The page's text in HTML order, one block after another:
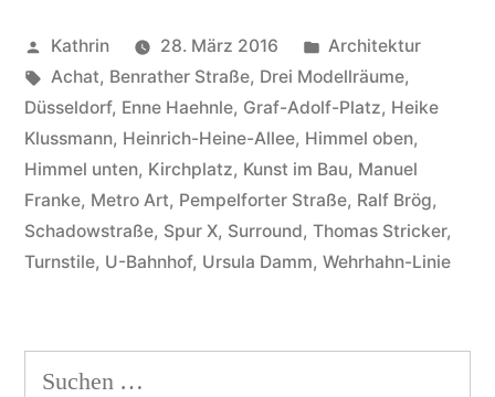
–
die
neue
Wehrhahn-
Linie“
Veröffentlicht
von
Kathrin 28. März 2016
Veröffentlicht
in
Architektur
Schlagwörter:
Achat, Benrather Straße, Drei Modellräume,
Düsseldorf, Enne Haehnle, Graf-Adolf-Platz, Heike
Klussmann, Heinrich-Heine-Allee, Himmel oben,
Himmel unten, Kirchplatz, Kunst im Bau, Manuel
Franke, Metro Art, Pempelforter Straße, Ralf Brög,
Schadowstraße, Spur X, Surround, Thomas Stricker,
Turnstile, U-Bahnhof, Ursula Damm, Wehrhahn-Linie
Suchen